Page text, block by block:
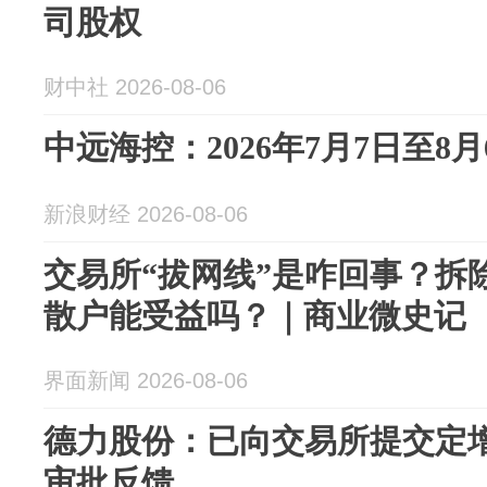
司股权
财中社 2026-08-06
中远海控：2026年7月7日至8
新浪财经 2026-08-06
交易所“拔网线”是咋回事？拆
散户能受益吗？｜商业微史记
界面新闻 2026-08-06
德力股份：已向交易所提交定